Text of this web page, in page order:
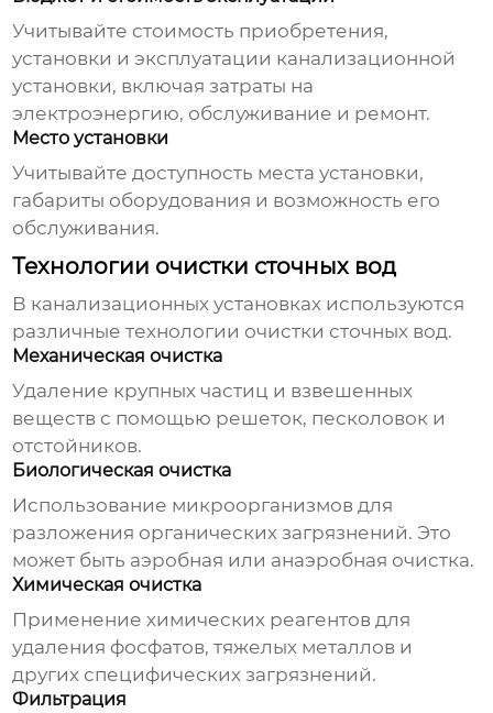
Учитывайте стоимость приобретения,
установки и эксплуатации канализационной
установки, включая затраты на
электроэнергию, обслуживание и ремонт.
Место установки
Учитывайте доступность места установки,
габариты оборудования и возможность его
обслуживания.
Технологии очистки сточных вод
В канализационных установках используются
различные технологии очистки сточных вод.
Механическая очистка
Удаление крупных частиц и взвешенных
веществ с помощью решеток, песколовок и
отстойников.
Биологическая очистка
Использование микроорганизмов для
разложения органических загрязнений. Это
может быть аэробная или анаэробная очистка.
Химическая очистка
Применение химических реагентов для
удаления фосфатов, тяжелых металлов и
других специфических загрязнений.
Фильтрация